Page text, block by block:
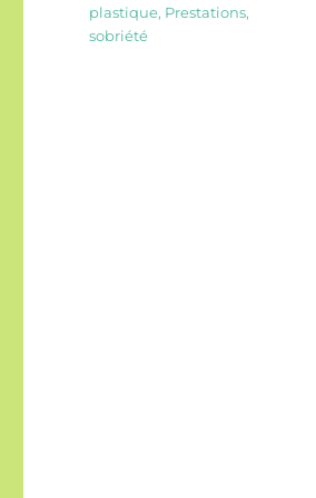
plastique, Prestations,
sobriété